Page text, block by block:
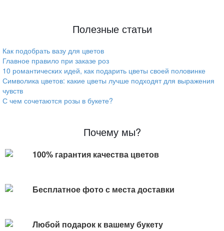
Полезные статьи
Как подобрать вазу для цветов
Главное правило при заказе роз
10 романтических идей, как подарить цветы своей половинке
Символика цветов: какие цветы лучше подходят для выражения
чувств
С чем сочетаются розы в букете?
Почему мы?
100% гарантия качества цветов
Бесплатное фото с места доставки
Любой подарок к вашему букету